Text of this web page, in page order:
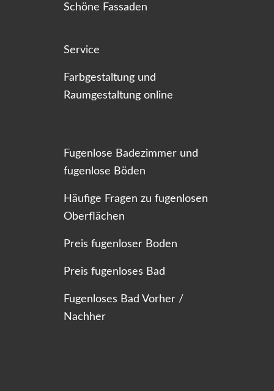
Schöne Fassaden
Service
Farbgestaltung und
Raumgestaltung online
Fugenlose Badezimmer und
fugenlose Böden
Häufige Fragen zu fugenlosen
Oberflächen
Preis fugenloser Boden
Preis fugenloses Bad
Fugenloses Bad Vorher /
Nachher